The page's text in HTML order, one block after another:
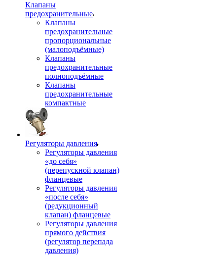
Клапаны
предохранительные
Клапаны
предохранительные
пропорциональные
(малоподъёмные)
Клапаны
предохранительные
полноподъёмные
Клапаны
предохранительные
компактные
Регуляторы давления
Регуляторы давления
«до себя»
(перепускной клапан)
фланцевые
Регуляторы давления
«после себя»
(редукционный
клапан) фланцевые
Регуляторы давления
прямого действия
(регулятор перепада
давления)